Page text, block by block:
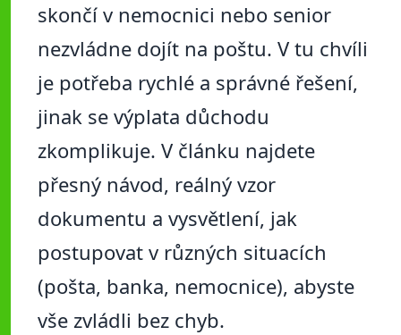
skončí v nemocnici nebo senior
nezvládne dojít na poštu. V tu chvíli
je potřeba rychlé a správné řešení,
jinak se výplata důchodu
zkomplikuje. V článku najdete
přesný návod, reálný vzor
dokumentu a vysvětlení, jak
postupovat v různých situacích
(pošta, banka, nemocnice), abyste
vše zvládli bez chyb.